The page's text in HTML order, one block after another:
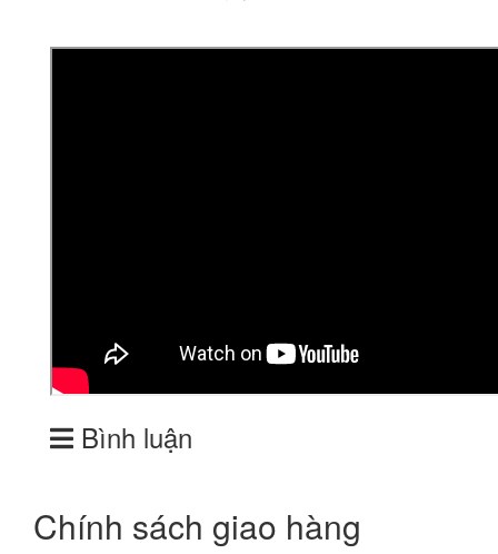
Bình luận
Chính sách giao hàng